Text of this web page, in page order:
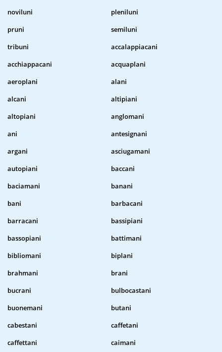
noviluni
pleniluni
pruni
semiluni
tribuni
accalappiacani
acchiappacani
acquaplani
aeroplani
alani
alcani
altipiani
altopiani
anglomani
ani
antesignani
argani
asciugamani
autopiani
baccani
baciamani
banani
bani
barbacani
barracani
bassipiani
bassopiani
battimani
bibliomani
biplani
brahmani
brani
bucrani
bulbocastani
buonemani
butani
cabestani
caffetani
caffettani
caimani